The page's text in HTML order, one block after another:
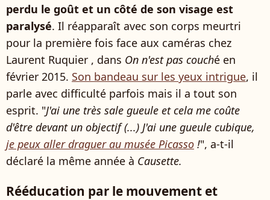
perdu le goût et un côté de son visage est
paralysé. Il réapparaît avec son corps meurtri
pour la première fois face aux caméras chez
Laurent Ruquier , dans On n'est pas couché en
février 2015. Son bandeau sur les yeux intrigue, il
parle avec difficulté parfois mais il a tout son
esprit. "J'ai une très sale gueule et cela me coûte
d'être devant un objectif (...) J'ai une gueule cubique,
je peux aller draguer au musée Picasso !", a-t-il
déclaré la même année à Causette.
Rééducation par le mouvement et